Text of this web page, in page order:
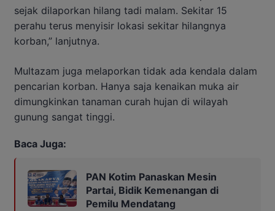
sejak dilaporkan hilang tadi malam. Sekitar 15
perahu terus menyisir lokasi sekitar hilangnya
korban,” lanjutnya.
Multazam juga melaporkan tidak ada kendala dalam
pencarian korban. Hanya saja kenaikan muka air
dimungkinkan tanaman curah hujan di wilayah
gunung sangat tinggi.
Baca Juga:
PAN Kotim Panaskan Mesin
Partai, Bidik Kemenangan di
Pemilu Mendatang